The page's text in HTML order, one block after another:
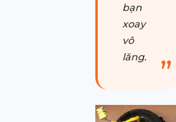
bạn
xoay
vô
lăng.